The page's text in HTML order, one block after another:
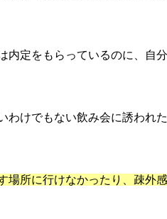
内定をもらっているのに、
わけでもない飲み会に誘わ
場所に行けなかったり、疎外